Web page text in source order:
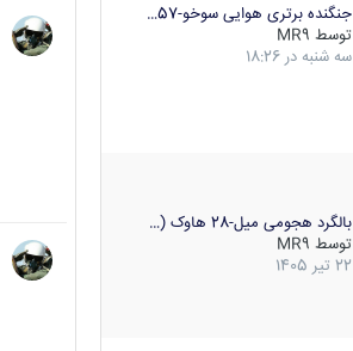
جنگنده برتری هوایی سوخو-57…
توسط MR9
سه شنبه در 18:26
بالگرد هجومی میل-28 هاوک (…
توسط MR9
22 تیر 1405